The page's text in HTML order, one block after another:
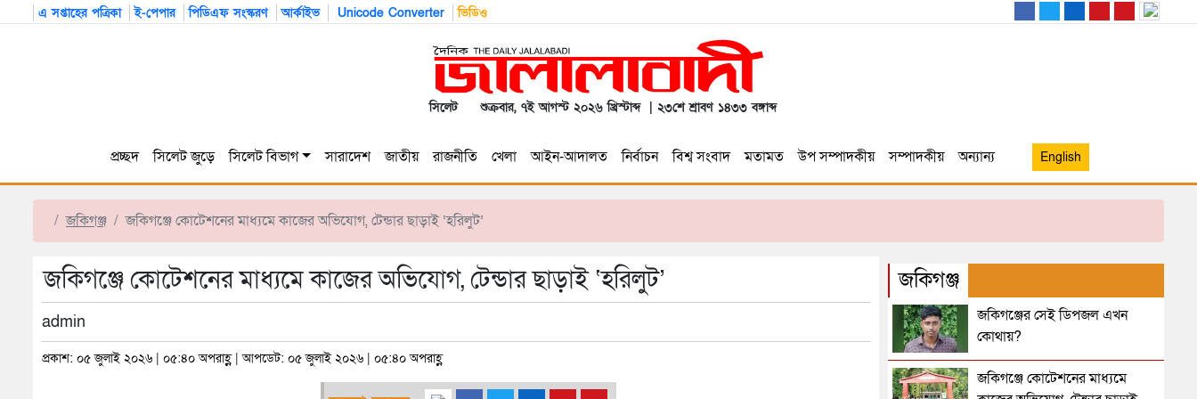
এ সপ্তাহের পত্রিকা ই-পেপার পিডিএফ সংস্করণ আর্কাইভ Unicode Converter ভিডিও
সিলেট শুক্রবার, ৭ই আগস্ট ২০২৬ খ্রিস্টাব্দ | ২৩শে শ্রাবণ ১৪৩৩ বঙ্গাব্দ
প্রচ্ছদ সিলেট জুড়ে সিলেট বিভাগ সারাদেশ জাতীয় রাজনীতি খেলা আইন-আদালত নির্বাচন বিশ্ব সংবাদ মতামত উপ সম্পাদকীয় সম্পাদকীয় অন্যান্য English
জকিগঞ্জ জকিগঞ্জে কোটেশনের মাধ্যমে কাজের অভিযোগ, টেন্ডার ছাড়াই ‘হরিলুট’
জকিগঞ্জে কোটেশনের মাধ্যমে কাজের অভিযোগ, টেন্ডার ছাড়াই ‘হরিলুট’
admin
প্রকাশ: ০৫ জুলাই ২০২৬ | ০৫:৪০ অপরাহ্ণ | আপডেট: ০৫ জুলাই ২০২৬ | ০৫:৪০ অপরাহ্ণ
জকিগঞ্জ
জকিগঞ্জের সেই ডিপজল এখন
কোথায়?
জকিগঞ্জে কোটেশনের মাধ্যমে